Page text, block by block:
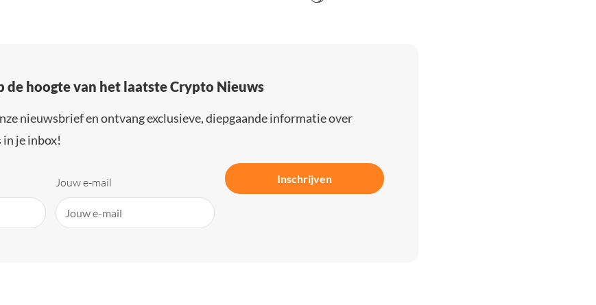
de hoogte van het laatste Crypto Nieuws
nieuwsbrief en ontvang exclusieve, diepgaande informatie over
in je inbox!
Jouw e-mail Inschrijven